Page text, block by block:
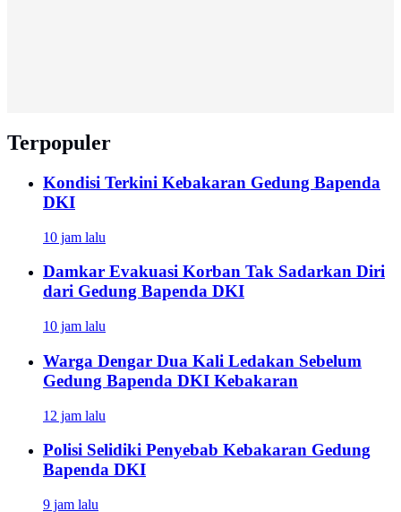
Terpopuler
Kondisi Terkini Kebakaran Gedung Bapenda
DKI
10 jam lalu
Damkar Evakuasi Korban Tak Sadarkan Diri
dari Gedung Bapenda DKI
10 jam lalu
Warga Dengar Dua Kali Ledakan Sebelum
Gedung Bapenda DKI Kebakaran
12 jam lalu
Polisi Selidiki Penyebab Kebakaran Gedung
Bapenda DKI
9 jam lalu